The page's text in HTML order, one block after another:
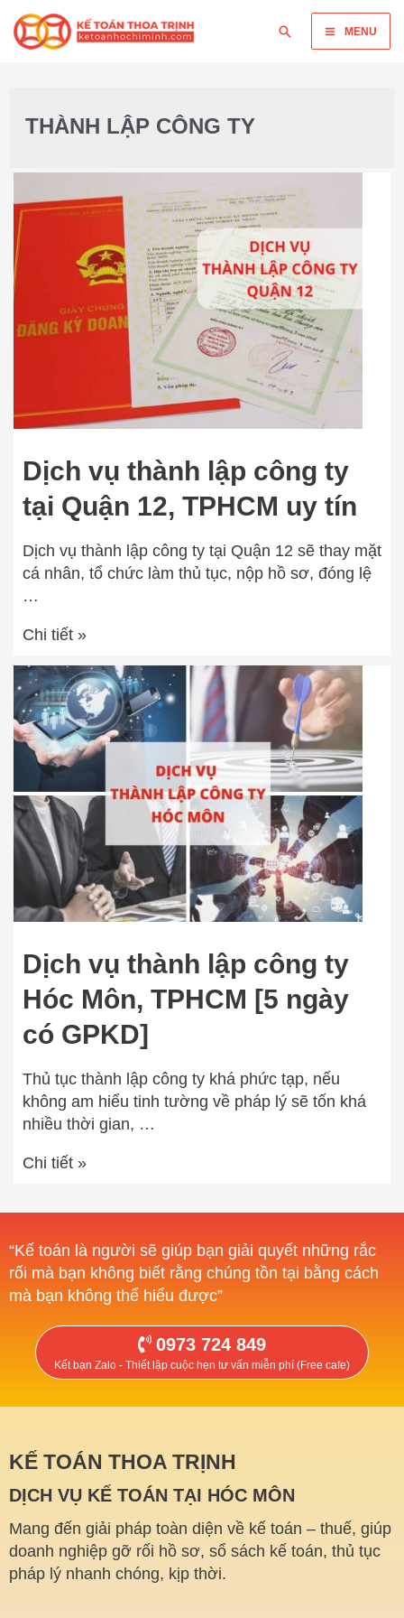
MENU
THÀNH LẬP CÔNG TY
Dịch vụ thành lập công ty
tại Quận 12, TPHCM uy tín
Dịch vụ thành lập công ty tại Quận 12 sẽ thay mặt
cá nhân, tổ chức làm thủ tục, nộp hồ sơ, đóng lệ
…
Chi tiết »
Dịch vụ thành lập công ty
Hóc Môn, TPHCM [5 ngày
có GPKD]
Thủ tục thành lập công ty khá phức tạp, nếu
không am hiểu tinh tường về pháp lý sẽ tốn khá
nhiều thời gian, …
Chi tiết »
“Kế toán là người sẽ giúp bạn giải quyết những rắc
rối mà bạn không biết rằng chúng tồn tại bằng cách
mà bạn không thể hiểu được”
0973 724 849
Kết bạn Zalo - Thiết lập cuộc hẹn tư vấn miễn phí (Free cafe)
KẾ TOÁN THOA TRỊNH
DỊCH VỤ KẾ TOÁN TẠI HÓC MÔN
Mang đến giải pháp toàn diện về kế toán – thuế, giúp
doanh nghiệp gỡ rối hồ sơ, sổ sách kế toán, thủ tục
pháp lý nhanh chóng, kịp thời.